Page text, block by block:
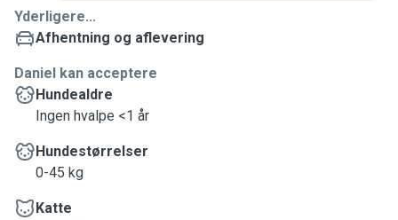
Yderligere...
Afhentning og aflevering
Daniel kan acceptere
Hundealdre
Ingen hvalpe <1 år
Hundestørrelser
0-45 kg
Katte